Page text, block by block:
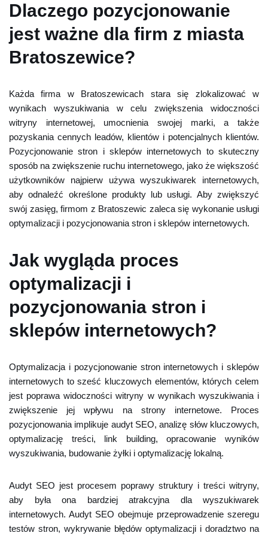
Dlaczego pozycjonowanie
jest ważne dla firm z miasta
Bratoszewice?
Każda firma w Bratoszewicach stara się zlokalizować w
wynikach wyszukiwania w celu zwiększenia widoczności
witryny internetowej, umocnienia swojej marki, a także
pozyskania cennych leadów, klientów i potencjalnych klientów.
Pozycjonowanie stron i sklepów internetowych to skuteczny
sposób na zwiększenie ruchu internetowego, jako że większość
użytkowników najpierw używa wyszukiwarek internetowych,
aby odnaleźć określone produkty lub usługi. Aby zwiększyć
swój zasięg, firmom z Bratoszewic zaleca się wykonanie usługi
optymalizacji i pozycjonowania stron i sklepów internetowych.
Jak wygląda proces
optymalizacji i
pozycjonowania stron i
sklepów internetowych?
Optymalizacja i pozycjonowanie stron internetowych i sklepów
internetowych to sześć kluczowych elementów, których celem
jest poprawa widoczności witryny w wynikach wyszukiwania i
zwiększenie jej wpływu na strony internetowe. Proces
pozycjonowania implikuje audyt SEO, analizę słów kluczowych,
optymalizację treści, link building, opracowanie wyników
wyszukiwania, budowanie żyłki i optymalizację lokalną.
Audyt SEO jest procesem poprawy struktury i treści witryny,
aby była ona bardziej atrakcyjna dla wyszukiwarek
internetowych. Audyt SEO obejmuje przeprowadzenie szeregu
testów stron, wykrywanie błędów optymalizacji i doradztwo na